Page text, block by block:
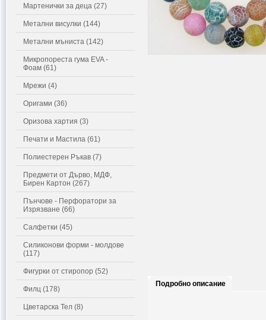
Мартенички за деца (27)
Метални висулки (144)
Метални мъниста (142)
Микропореста гума EVA -
Фоам (61)
Мрежи (4)
Оригами (36)
Оризова хартия (3)
Печати и Мастила (61)
Полиестерен Ръкав (7)
Предмети от Дърво, МДФ,
Бирен Картон (267)
Пънчове - Перфоратори за
Изрязване (66)
Салфетки (45)
Силиконови форми - молдове
(117)
Фигурки от стиропор (52)
Филц (178)
Цветарска Тел (8)
Подробно описание